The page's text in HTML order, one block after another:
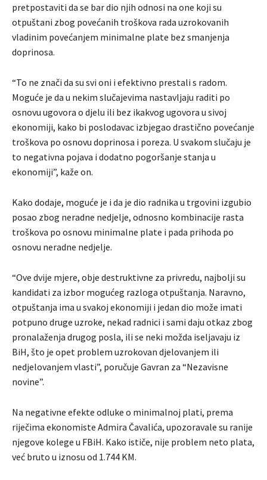
pretpostaviti da se bar dio njih odnosi na one koji su
otpuštani zbog povećanih troškova rada uzrokovanih
vladinim povećanjem minimalne plate bez smanjenja
doprinosa.
“To ne znači da su svi oni i efektivno prestali s radom.
Moguće je da u nekim slučajevima nastavljaju raditi po
osnovu ugovora o djelu ili bez ikakvog ugovora u sivoj
ekonomiji, kako bi poslodavac izbjegao drastično povećanje
troškova po osnovu doprinosa i poreza. U svakom slučaju je
to negativna pojava i dodatno pogoršanje stanja u
ekonomiji”, kaže on.
Kako dodaje, moguće je i da je dio radnika u trgovini izgubio
posao zbog neradne nedjelje, odnosno kombinacije rasta
troškova po osnovu minimalne plate i pada prihoda po
osnovu neradne nedjelje.
“Ove dvije mjere, obje destruktivne za privredu, najbolji su
kandidati za izbor mogućeg razloga otpuštanja. Naravno,
otpuštanja ima u svakoj ekonomiji i jedan dio može imati
potpuno druge uzroke, nekad radnici i sami daju otkaz zbog
pronalaženja drugog posla, ili se neki možda iseljavaju iz
BiH, što je opet problem uzrokovan djelovanjem ili
nedjelovanjem vlasti”, poručuje Gavran za “Nezavisne
novine”.
Na negativne efekte odluke o minimalnoj plati, prema
riječima ekonomiste Admira Čavalića, upozoravale su ranije
njegove kolege u FBiH. Kako ističe, nije problem neto plata,
već bruto u iznosu od 1.744 KM.